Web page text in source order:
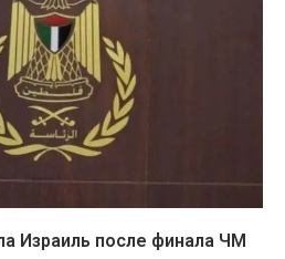
Израиль после финала ЧМ